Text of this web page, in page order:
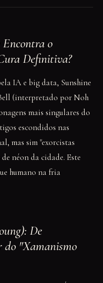
o
Definitiva?
IA e big data, Sunshine
(interpretado por Noh
mais singulares do
escondidos nas
mas sim "exorcistas
néon da cidade. Este
humano na fria
De
do "Xamanismo